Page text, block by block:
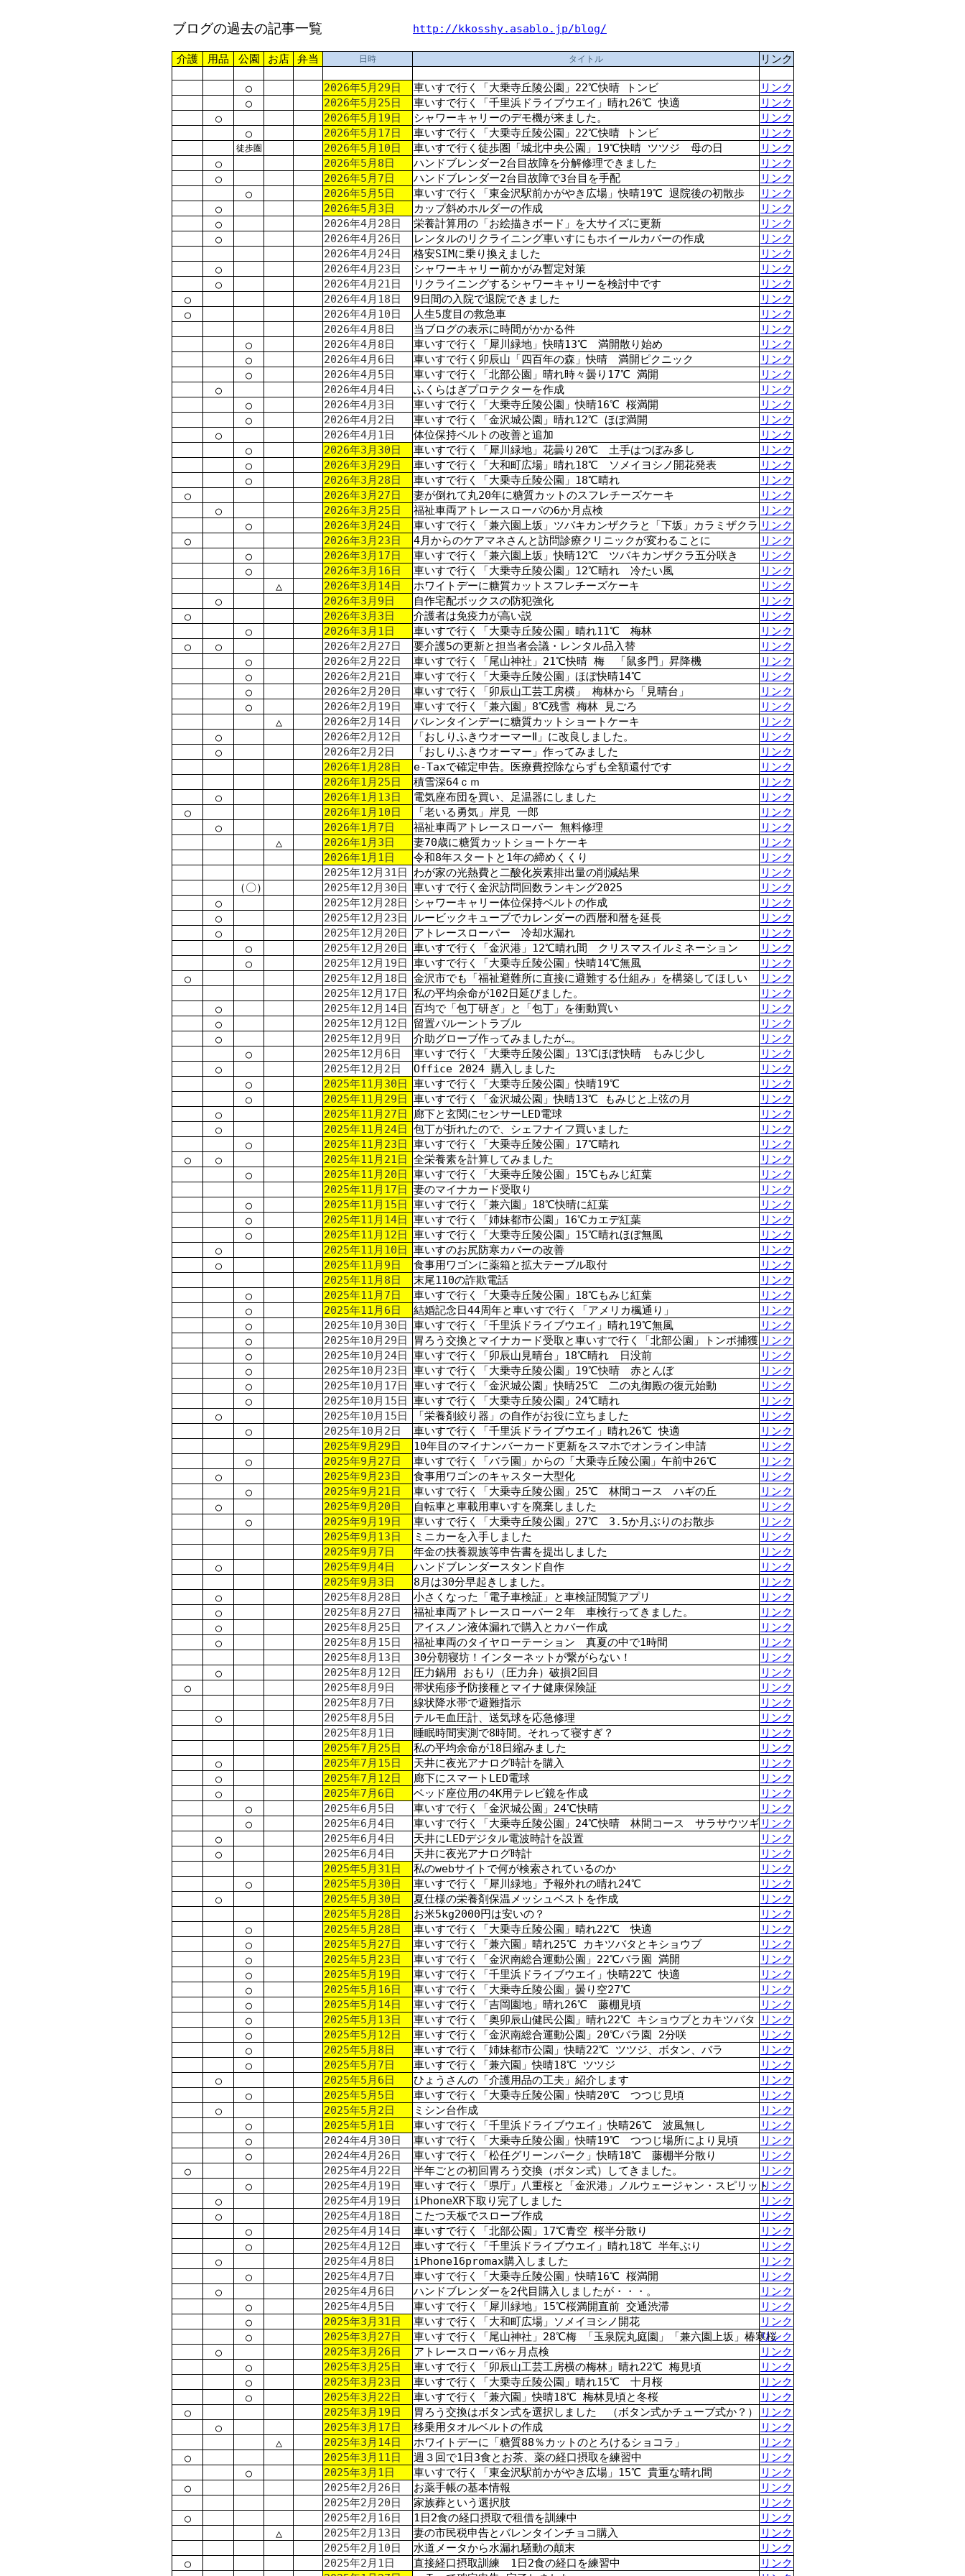
ブログの過去の記事一覧 http://kkosshy.asablo.jp/blog/
介護 用品 公園 お店 弁当 日時 タイトル リンク
○ 2026年5月29日 車いすで行く「大乗寺丘陵公園」22℃快晴 トンビ
リンク
○
2026年5月25日 車いすで行く「千里浜ドライブウエイ」晴れ26℃ 快適
リンク
○
2026年5月19日 シャワーキャリーのデモ機が来ました。
リンク
○
2026年5月17日 車いすで行く「大乗寺丘陵公園」22℃快晴 トンビ リンク
徒歩圏 2026年5月10日 車いすで行く徒歩圏「城北中央公園」19℃快晴 ツツジ 母の日
リンク
○
2026年5月8日 ハンドブレンダー2台目故障を分解修理できました
リンク
○
2026年5月7日 ハンドブレンダー2台目故障で3台目を手配
リンク
○
2026年5月5日 車いすで行く「東金沢駅前かがやき広場」快晴19℃ 退院後の初散歩
リンク
○
2026年5月3日 カップ斜めホルダーの作成
リンク
○
2026年4月28日 栄養計算用の「お絵描きボード」を大サイズに更新
リンク
○
2026年4月26日 レンタルのリクライニング車いすにもホイールカバーの作成
リンク
2026年4月24日
格安SIMに乗り換えました
リンク
○
2026年4月23日 シャワーキャリー前かがみ暫定対策
リンク
○
2026年4月21日 リクライニングするシャワーキャリーを検討中です
リンク
○
2026年4月18日 9日間の入院で退院できました
リンク
○
2026年4月10日 人生5度目の救急車
リンク
2026年4月8日
当ブログの表示に時間がかかる件
リンク
○
2026年4月8日 車いすで行く「犀川緑地」快晴13℃ 満開散り始め
リンク
○
2026年4月6日 車いすで行く卯辰山「四百年の森」快晴 満開ピクニック
リンク
○
2026年4月5日 車いすで行く「北部公園」晴れ時々曇り17℃ 満開
リンク
○
2026年4月4日 ふくらはぎプロテクターを作成
リンク
○
2026年4月3日 車いすで行く「大乗寺丘陵公園」快晴16℃ 桜満開
リンク
○
2026年4月2日 車いすで行く「金沢城公園」晴れ12℃ ほぼ満開
リンク
○
2026年4月1日 体位保持ベルトの改善と追加
リンク
○
2026年3月30日 車いすで行く「犀川緑地」花曇り20℃ 土手はつぼみ多し
リンク
○
2026年3月29日 車いすで行く「大和町広場」晴れ18℃ ソメイヨシノ開花発表
リンク
○
2026年3月28日 車いすで行く「大乗寺丘陵公園」18℃晴れ
リンク
○
2026年3月27日 妻が倒れて丸20年に糖質カットのスフレチーズケーキ
リンク
○
2026年3月25日 福祉車両アトレースローパの6か月点検
リンク
○
2026年3月24日 車いすで行く「兼六園上坂」ツバキカンザクラと「下坂」カラミザクラ リンク
○
2026年3月23日 4月からのケアマネさんと訪問診療クリニックが変わることに
リンク
○
2026年3月17日 車いすで行く「兼六園上坂」快晴12℃ ツバキカンザクラ五分咲き
リンク
○
2026年3月16日 車いすで行く「大乗寺丘陵公園」12℃晴れ 冷たい風
リンク
△
2026年3月14日 ホワイトデーに糖質カットスフレチーズケーキ
リンク
○
2026年3月9日 自作宅配ボックスの防犯強化
リンク
○
2026年3月3日 介護者は免疫力が高い説
リンク
○
2026年3月1日 車いすで行く「大乗寺丘陵公園」晴れ11℃ 梅林
リンク
○
○ 2026年2月27日 要介護5の更新と担当者会議・レンタル品入替
リンク
○
2026年2月22日 車いすで行く「尾山神社」21℃快晴 梅 「鼠多門」昇降機
リンク
○
2026年2月21日 車いすで行く「大乗寺丘陵公園」ほぼ快晴14℃
リンク
○
2026年2月20日 車いすで行く「卯辰山工芸工房横」 梅林から「見晴台」
リンク
○
2026年2月19日 車いすで行く「兼六園」8℃残雪 梅林 見ごろ
リンク
△
2026年2月14日 バレンタインデーに糖質カットショートケーキ
リンク
○
2026年2月12日 「おしりふきウオーマーⅡ」に改良しました。
リンク
○
2026年2月2日 「おしりふきウオーマー」作ってみました
リンク
2026年1月28日
e-Taxで確定申告。医療費控除ならずも全額還付です
リンク
2026年1月25日
積雪深64ｃｍ
リンク
○
2026年1月13日 電気座布団を買い、足温器にしました
リンク
○
2026年1月10日 「老いる勇気」岸見 一郎
リンク
○
2026年1月7日 福祉車両アトレースローパー 無料修理
リンク
△
2026年1月3日 妻70歳に糖質カットショートケーキ
リンク
2026年1月1日
令和8年スタートと1年の締めくくり
リンク
2025年12月31日
わが家の光熱費と二酸化炭素排出量の削減結果
リンク
（〇）
2025年12月30日 車いすで行く金沢訪問回数ランキング2025
リンク
○
2025年12月28日 シャワーキャリー体位保持ベルトの作成
リンク
○
2025年12月23日 ルービックキューブでカレンダーの西暦和暦を延長
リンク
○
2025年12月20日 アトレースローパー 冷却水漏れ
リンク
○
2025年12月20日 車いすで行く「金沢港」12℃晴れ間 クリスマスイルミネーション
リンク
○
2025年12月19日 車いすで行く「大乗寺丘陵公園」快晴14℃無風
リンク
○
2025年12月18日 金沢市でも「福祉避難所に直接に避難する仕組み」を構築してほしい
リンク
2025年12月17日 私の平均余命が102日延びました。
リンク
○
2025年12月14日 百均で「包丁研ぎ」と「包丁」を衝動買い
リンク
○
2025年12月12日 留置バルーントラブル
リンク
○
2025年12月9日 介助グローブ作ってみましたが…。
リンク
○
2025年12月6日 車いすで行く「大乗寺丘陵公園」13℃ほぼ快晴 もみじ少し
リンク
○
2025年12月2日 Office 2024 購入しました
リンク
○
2025年11月30日 車いすで行く「大乗寺丘陵公園」快晴19℃
リンク
○
2025年11月29日 車いすで行く「金沢城公園」快晴13℃ もみじと上弦の月
リンク
○
2025年11月27日 廊下と玄関にセンサーLED電球
リンク
○
2025年11月24日 包丁が折れたので、シェフナイフ買いました
リンク
○
2025年11月23日 車いすで行く「大乗寺丘陵公園」17℃晴れ
リンク
○
○ 2025年11月21日 全栄養素を計算してみました
リンク
○
2025年11月20日 車いすで行く「大乗寺丘陵公園」15℃もみじ紅葉
リンク
2025年11月17日 妻のマイナカード受取り
リンク
○
2025年11月15日 車いすで行く「兼六園」18℃快晴に紅葉
リンク
○
2025年11月14日 車いすで行く「姉妹都市公園」16℃カエデ紅葉
リンク
○
2025年11月12日 車いすで行く「大乗寺丘陵公園」15℃晴れほぼ無風
リンク
○
2025年11月10日 車いすのお尻防寒カバーの改善
リンク
○
2025年11月9日 食事用ワゴンに薬箱と拡大テーブル取付
リンク
2025年11月8日
末尾110の詐欺電話
リンク
○
2025年11月7日 車いすで行く「大乗寺丘陵公園」18℃もみじ紅葉
リンク
○
2025年11月6日 結婚記念日44周年と車いすで行く「アメリカ楓通り」
リンク
○
2025年10月30日 車いすで行く「千里浜ドライブウエイ」晴れ19℃無風
リンク
○
2025年10月29日 胃ろう交換とマイナカード受取と車いすで行く「北部公園」トンボ捕獲 リンク
○
2025年10月24日 車いすで行く「卯辰山見晴台」18℃晴れ 日没前
リンク
○
2025年10月23日 車いすで行く「大乗寺丘陵公園」19℃快晴 赤とんぼ
リンク
○
2025年10月17日 車いすで行く「金沢城公園」快晴25℃ 二の丸御殿の復元始動
リンク
○
2025年10月15日 車いすで行く「大乗寺丘陵公園」24℃晴れ
リンク
○
2025年10月15日 「栄養剤絞り器」の自作がお役に立ちました
リンク
○
2025年10月2日 車いすで行く「千里浜ドライブウエイ」晴れ26℃ 快適
リンク
2025年9月29日
10年目のマイナンバーカード更新をスマホでオンライン申請
リンク
○
2025年9月27日 車いすで行く「バラ園」からの「大乗寺丘陵公園」午前中26℃
リンク
○
2025年9月23日 食事用ワゴンのキャスター大型化
リンク
○
2025年9月21日 車いすで行く「大乗寺丘陵公園」25℃ 林間コース ハギの丘
リンク
○
2025年9月20日 自転車と車載用車いすを廃棄しました
リンク
○
2025年9月19日 車いすで行く「大乗寺丘陵公園」27℃ 3.5か月ぶりのお散歩
リンク
2025年9月13日
ミニカーを入手しました
リンク
2025年9月7日
年金の扶養親族等申告書を提出しました
リンク
○
2025年9月4日 ハンドブレンダースタンド自作
リンク
2025年9月3日
8月は30分早起きしました。
リンク
○
2025年8月28日 小さくなった「電子車検証」と車検証閲覧アプリ
リンク
○
2025年8月27日 福祉車両アトレースローパー２年 車検行ってきました。
リンク
○
2025年8月25日 アイスノン液体漏れで購入とカバー作成
リンク
○
2025年8月15日 福祉車両のタイヤローテーション 真夏の中で1時間
リンク
2025年8月13日
30分朝寝坊！インターネットが繋がらない！
リンク
○
2025年8月12日 圧力鍋用 おもり（圧力弁）破損2回目
リンク
○
2025年8月9日 帯状疱疹予防接種とマイナ健康保険証
リンク
2025年8月7日
線状降水帯で避難指示
リンク
○
2025年8月5日 テルモ血圧計、送気球を応急修理
リンク
2025年8月1日
睡眠時間実測で8時間。それって寝すぎ？
リンク
2025年7月25日
私の平均余命が18日縮みました
リンク
○
2025年7月15日 天井に夜光アナログ時計を購入
リンク
○
2025年7月12日 廊下にスマートLED電球
リンク
○
2025年7月6日 ベッド座位用の4K用テレビ鏡を作成
リンク
○
2025年6月5日 車いすで行く「金沢城公園」24℃快晴
リンク
○
2025年6月4日 車いすで行く「大乗寺丘陵公園」24℃快晴 林間コース サラサウツギ リンク
○
2025年6月4日 天井にLEDデジタル電波時計を設置
リンク
○
2025年6月4日 天井に夜光アナログ時計
リンク
2025年5月31日
私のwebサイトで何が検索されているのか
リンク
○
2025年5月30日 車いすで行く「犀川緑地」予報外れの晴れ24℃
リンク
○
2025年5月30日 夏仕様の栄養剤保温メッシュベストを作成
リンク
2025年5月28日
お米5kg2000円は安いの？
リンク
○
2025年5月28日 車いすで行く「大乗寺丘陵公園」晴れ22℃ 快適
リンク
○
2025年5月27日 車いすで行く「兼六園」晴れ25℃ カキツバタとキショウブ
リンク
○
2025年5月23日 車いすで行く「金沢南総合運動公園」22℃バラ園 満開
リンク
○
2025年5月19日 車いすで行く「千里浜ドライブウエイ」快晴22℃ 快適
リンク
○
2025年5月16日 車いすで行く「大乗寺丘陵公園」曇り空27℃
リンク
○
2025年5月14日 車いすで行く「吉岡園地」晴れ26℃ 藤棚見頃
リンク
○
2025年5月13日 車いすで行く「奥卯辰山健民公園」晴れ22℃ キショウブとカキツバタ
リンク
○
2025年5月12日 車いすで行く「金沢南総合運動公園」20℃バラ園 2分咲
リンク
○
2025年5月8日 車いすで行く「姉妹都市公園」快晴22℃ ツツジ、ボタン、バラ
リンク
○
2025年5月7日 車いすで行く「兼六園」快晴18℃ ツツジ
リンク
○
2025年5月6日 ひょうさんの「介護用品の工夫」紹介します
リンク
○
2025年5月5日 車いすで行く「大乗寺丘陵公園」快晴20℃ つつじ見頃
リンク
○
2025年5月2日 ミシン台作成
リンク
○
2025年5月1日 車いすで行く「千里浜ドライブウエイ」快晴26℃ 波風無し
リンク
○
2024年4月30日 車いすで行く「大乗寺丘陵公園」快晴19℃ つつじ場所により見頃
リンク
○
2024年4月26日 車いすで行く「松任グリーンパーク」快晴18℃ 藤棚半分散り
リンク
○
2025年4月22日 半年ごとの初回胃ろう交換（ボタン式）してきました。
リンク
○
2025年4月19日 車いすで行く「県庁」八重桜と「金沢港」ノルウェージャン・スピリットリンク
○
2025年4月19日 iPhoneXR下取り完了しました
リンク
○
2025年4月18日 こたつ天板でスロープ作成
リンク
○
2025年4月14日 車いすで行く「北部公園」17℃青空 桜半分散り
リンク
○
2025年4月12日 車いすで行く「千里浜ドライブウエイ」晴れ18℃ 半年ぶり
リンク
○
2025年4月8日 iPhone16promax購入しました
リンク
○
2025年4月7日 車いすで行く「大乗寺丘陵公園」快晴16℃ 桜満開
リンク
○
2025年4月6日 ハンドブレンダーを2代目購入しましたが・・・。
リンク
○
2025年4月5日 車いすで行く「犀川緑地」15℃桜満開直前 交通渋滞
リンク
○
2025年3月31日 車いすで行く「大和町広場」ソメイヨシノ開花
リンク
○
2025年3月27日 車いすで行く「尾山神社」28℃梅 「玉泉院丸庭園」「兼六園上坂」椿寒桜リンク
○
2025年3月26日 アトレースローパ6ヶ月点検
リンク
○
2025年3月25日 車いすで行く「卯辰山工芸工房横の梅林」晴れ22℃ 梅見頃
リンク
○
2025年3月23日 車いすで行く「大乗寺丘陵公園」晴れ15℃ 十月桜
リンク
○
2025年3月22日 車いすで行く「兼六園」快晴18℃ 梅林見頃と冬桜
リンク
○
2025年3月19日 胃ろう交換はボタン式を選択しました （ボタン式かチューブ式か？）
リンク
○
2025年3月17日 移乗用タオルベルトの作成
リンク
△
2025年3月14日 ホワイトデーに「糖質88％カットのとろけるショコラ」
リンク
○
2025年3月11日 週３回で1日3食とお茶、薬の経口摂取を練習中
リンク
○
2025年3月1日 車いすで行く「東金沢駅前かがやき広場」15℃ 貴重な晴れ間
リンク
○
2025年2月26日 お薬手帳の基本情報
リンク
2025年2月20日
家族葬という選択肢
リンク
○
2025年2月16日 1日2食の経口摂取で租借を訓練中
リンク
△
2025年2月13日 妻の市民税申告とバレンタインチョコ購入
リンク
2025年2月10日
水道メータから水漏れ騒動の顛末
リンク
○
2025年2月1日 直接経口摂取訓練 1日2食の経口を練習中
リンク